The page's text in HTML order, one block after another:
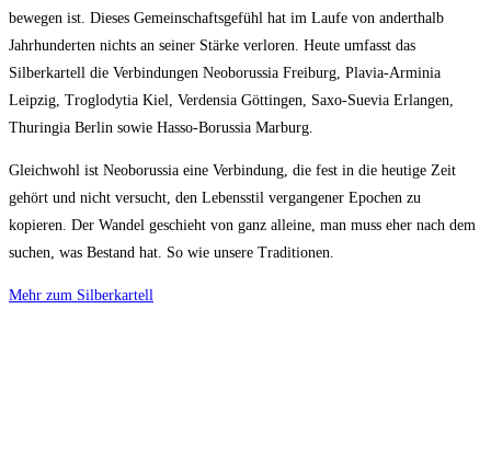
bewegen ist. Dieses Gemeinschaftsgefühl hat im Laufe von anderthalb
Jahrhunderten nichts an seiner Stärke verloren. Heute umfasst das
Silberkartell die Verbindungen Neoborussia Freiburg, Plavia-Arminia
Leipzig, Troglodytia Kiel, Verdensia Göttingen, Saxo-Suevia Erlangen,
Thuringia Berlin sowie Hasso-Borussia Marburg.
Gleichwohl ist Neoborussia eine Verbindung, die fest in die heutige Zeit
gehört und nicht versucht, den Lebensstil vergangener Epochen zu
kopieren. Der Wandel geschieht von ganz alleine, man muss eher nach dem
suchen, was Bestand hat. So wie unsere Traditionen.
Mehr zum Silberkartell